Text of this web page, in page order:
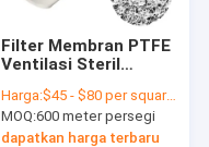
Filter Membran PTFE
Ventilasi Steril
Dukungan Opsional
Harga:$45 - $80 per square meter
MOQ:600 meter persegi
dapatkan harga terbaru